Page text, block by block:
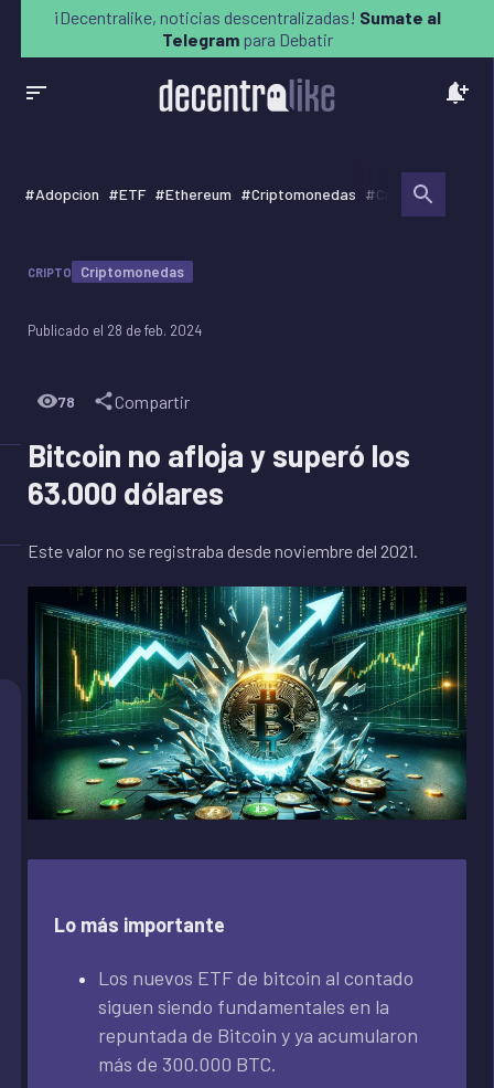
¡Decentralike, noticias descentralizadas! Sumate al
Telegram para Debatir
#Adopcion #ETF #Ethereum #Criptomonedas #Cryptos
CRIPTO Criptomonedas
Publicado el 28 de feb. 2024
78 Compartir
Bitcoin no afloja y superó los
63.000 dólares
Este valor no se registraba desde noviembre del 2021.
Lo más importante
Los nuevos ETF de bitcoin al contado
siguen siendo fundamentales en la
repuntada de Bitcoin y ya acumularon
más de 300.000 BTC.